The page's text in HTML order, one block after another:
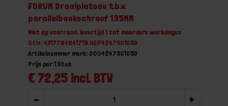
FORUM Draaiplateau t.b.v.
parallelbankschroef 135MM
Niet op voorraad, levertijd 1 tot meerdere werkdagen
Gtin: 4317784841719,HGF4247501053
Artikelnummer merk: 0004247501053
€ 72,25 incl. BTW
Prijs per 1 Stuk
- +